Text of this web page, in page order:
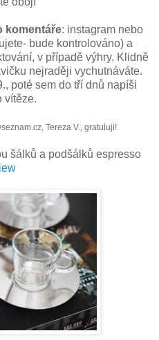
komentáře: instagram nebo
bude kontrolováno) a
v případě výhry. Klidně
nejraději vychutnáváte.
poté sem do tří dnů napíši
vítěze.
Tereza V., gratuluji!
šálků a podšálků espresso